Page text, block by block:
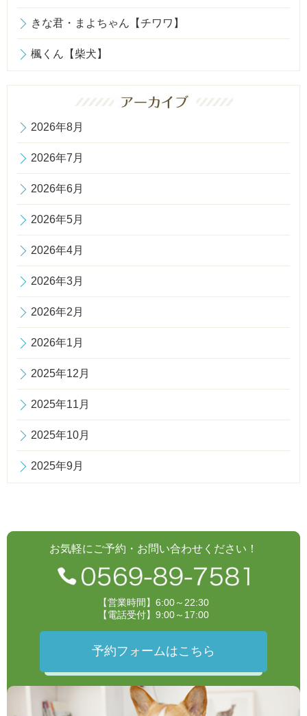
きな君・まよちゃん【チワワ】
楓くん【柴犬】
2026年8月
2026年7月
2026年6月
2026年5月
2026年4月
2026年3月
2026年2月
2026年1月
2025年12月
2025年11月
2025年10月
2025年9月
お気軽にご予約・お問い合わせください！
【営業時間】6:00～22:30
【電話受付】9:00～17:00
予約フォームはこちら